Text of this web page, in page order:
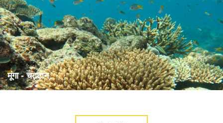
मूंगा - चट्टान
मूंगा - चट्टान